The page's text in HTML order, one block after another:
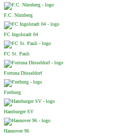
F.C. Nürnberg
FC Ingolstadt 04
FC St. Pauli
Fortuna Düsseldorf
Freiburg
Hamburger SV
Hannover 96